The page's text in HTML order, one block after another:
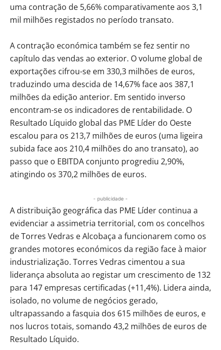
uma contração de 5,66% comparativamente aos 3,1
mil milhões registados no período transato.
A contração económica também se fez sentir no
capítulo das vendas ao exterior. O volume global de
exportações cifrou-se em 330,3 milhões de euros,
traduzindo uma descida de 14,67% face aos 387,1
milhões da edição anterior. Em sentido inverso
encontram-se os indicadores de rentabilidade. O
Resultado Líquido global das PME Líder do Oeste
escalou para os 213,7 milhões de euros (uma ligeira
subida face aos 210,4 milhões do ano transato), ao
passo que o EBITDA conjunto progrediu 2,90%,
atingindo os 370,2 milhões de euros.
- publicidade -
A distribuição geográfica das PME Líder continua a
evidenciar a assimetria territorial, com os concelhos
de Torres Vedras e Alcobaça a funcionarem como os
grandes motores económicos da região face à maior
industrialização. Torres Vedras cimentou a sua
liderança absoluta ao registar um crescimento de 132
para 147 empresas certificadas (+11,4%). Lidera ainda,
isolado, no volume de negócios gerado,
ultrapassando a fasquia dos 615 milhões de euros, e
nos lucros totais, somando 43,2 milhões de euros de
Resultado Líquido.